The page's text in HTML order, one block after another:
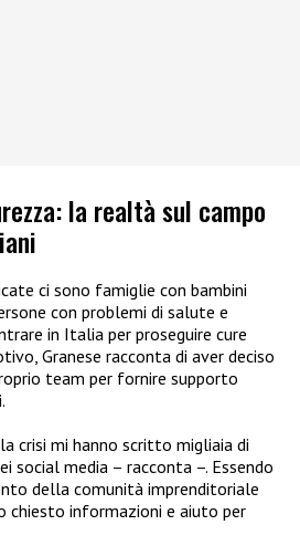
la realtà sul campo
ci sono famiglie con bambini
con problemi di salute e
in Italia per proseguire cure
Granese racconta di aver deciso
team per fornire supporto
crisi mi hanno scritto migliaia di
social media – racconta –. Essendo
della comunità imprenditoriale
chiesto informazioni e aiuto per